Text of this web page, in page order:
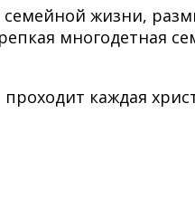
жизни,
многодетная
каждая